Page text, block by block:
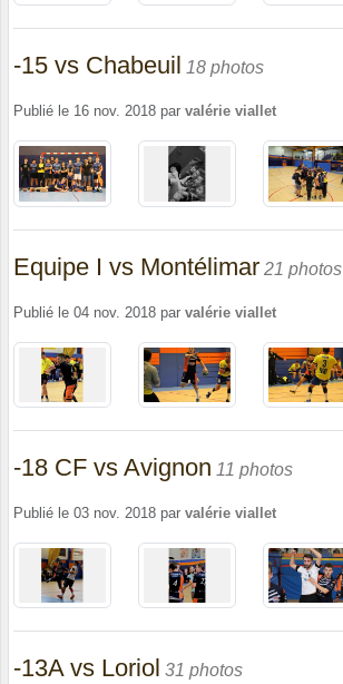
-15 vs Chabeuil 18 photos
Publié le 16 nov. 2018 par valérie viallet
Equipe I vs Montélimar 21 photos
Publié le 04 nov. 2018 par valérie viallet
-18 CF vs Avignon 11 photos
Publié le 03 nov. 2018 par valérie viallet
-13A vs Loriol 31 photos